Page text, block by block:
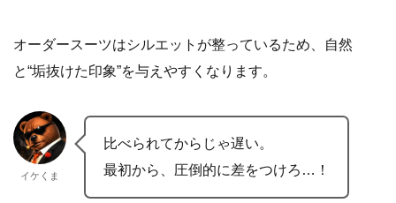
オーダースーツはシルエットが整っているため、自然
と“垢抜けた印象”を与えやすくなります。
イケくま
比べられてからじゃ遅い。
最初から、圧倒的に差をつけろ…！